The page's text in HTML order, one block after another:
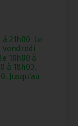
21h00. Le
vendredi
10h00 à
à 18h00.
Jusqu'au